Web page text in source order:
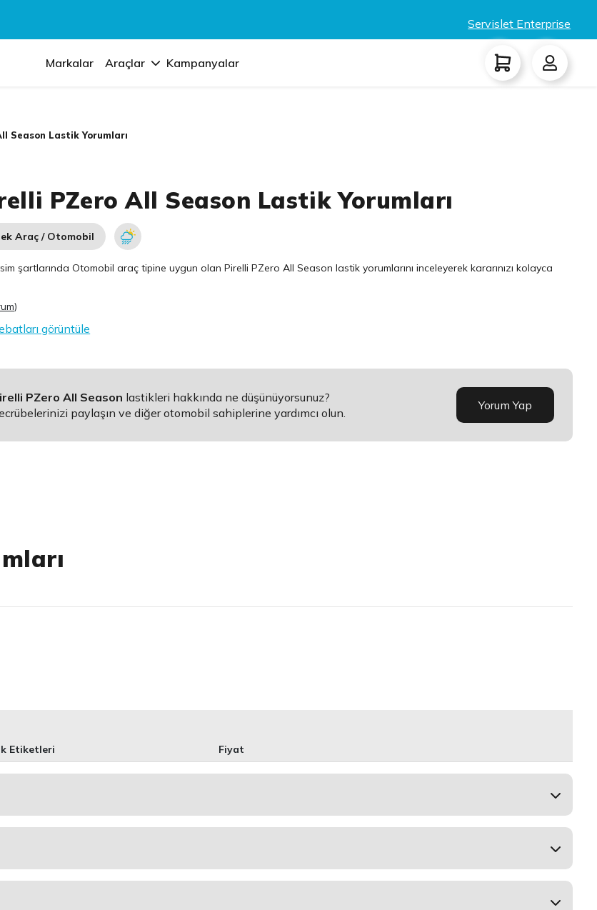
Servislet Enterprise
Markalar Araçlar Kampanyalar
Season Lastik Yorumları
PZero All Season Lastik Yorumları
Araç / Otomobil
şartlarında Otomobil araç tipine uygun olanPirelli PZero All Season lastik yorumlarını inceleyerek kararınızı kolayca
)
görüntüle
PZero All Season lastikleri hakkında ne düşünüyorsunuz?
paylaşın ve diğer otomobil sahiplerine yardımcı olun.
Yorum Yap
Etiketleri Fiyat